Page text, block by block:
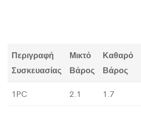
Περιγραφή
Συσκευασίας
Μικτό
Βάρος
Καθαρό
Βάρος
1PC 2.1 1.7